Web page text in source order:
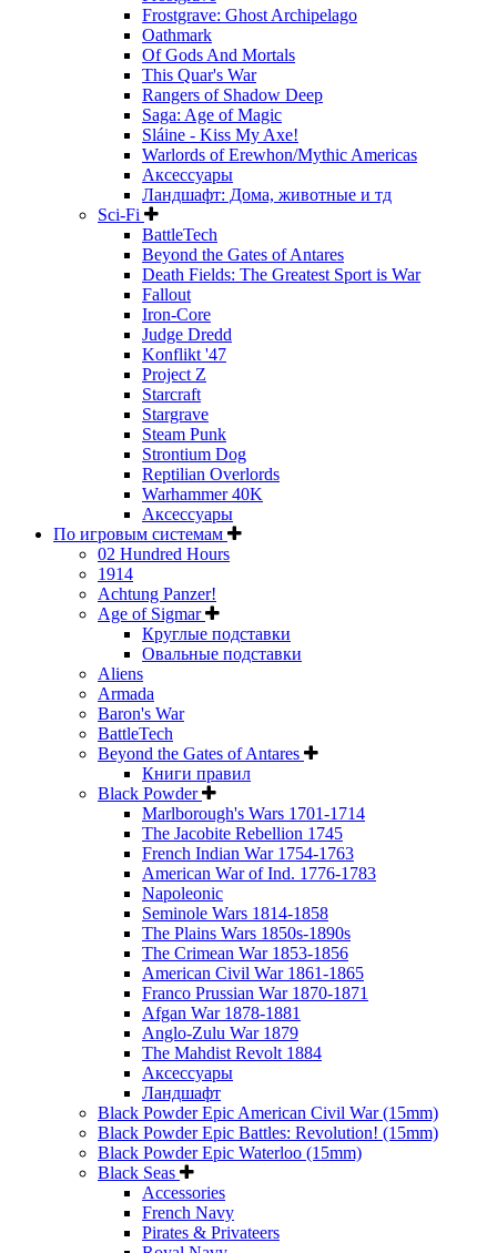
Frostgrave: Ghost Archipelago
Oathmark
Of Gods And Mortals
This Quar's War
Rangers of Shadow Deep
Saga: Age of Magic
Sláine - Kiss My Axe!
Warlords of Erewhon/Mythic Americas
Аксессуары
Ландшафт: Дома, животные и тд
Sci-Fi
BattleTech
Beyond the Gates of Antares
Death Fields: The Greatest Sport is War
Fallout
Iron-Core
Judge Dredd
Konflikt '47
Project Z
Starcraft
Stargrave
Steam Punk
Strontium Dog
Reptilian Overlords
Warhammer 40K
Аксессуары
По игровым системам
02 Hundred Hours
1914
Achtung Panzer!
Age of Sigmar
Круглые подставки
Овальные подставки
Aliens
Armada
Baron's War
BattleTech
Beyond the Gates of Antares
Книги правил
Black Powder
Marlborough's Wars 1701-1714
The Jacobite Rebellion 1745
French Indian War 1754-1763
American War of Ind. 1776-1783
Napoleonic
Seminole Wars 1814-1858
The Plains Wars 1850s-1890s
The Crimean War 1853-1856
American Civil War 1861-1865
Franco Prussian War 1870-1871
Afgan War 1878-1881
Anglo-Zulu War 1879
The Mahdist Revolt 1884
Аксессуары
Ландшафт
Black Powder Epic American Civil War (15mm)
Black Powder Epic Battles: Revolution! (15mm)
Black Powder Epic Waterloo (15mm)
Black Seas
Accessories
French Navy
Pirates & Privateers